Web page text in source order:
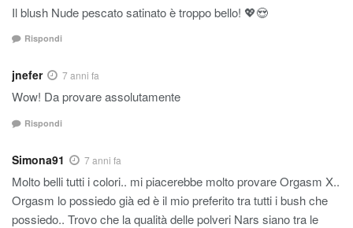
Il blush Nude pescato satinato è troppo bello! 💖😍
Rispondi
jnefer 7 anni fa
Wow! Da provare assolutamente
Rispondi
Simona91 7 anni fa
Molto belli tutti i colori.. mi piacerebbe molto provare Orgasm X..
Orgasm lo possiedo già ed è il mio preferito tra tutti i bush che
possiedo.. Trovo che la qualità delle polveri Nars siano tra le